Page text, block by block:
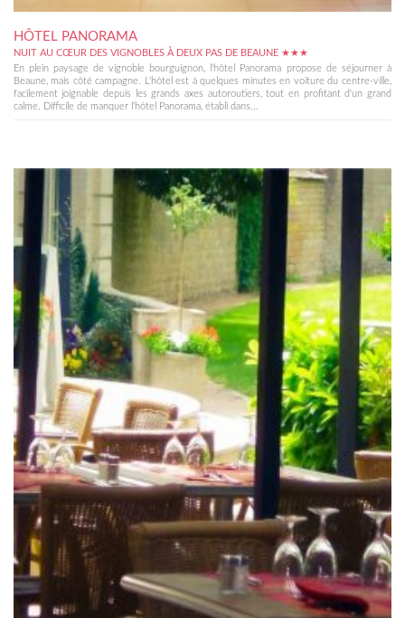
HÔTEL PANORAMA
NUIT AU CŒUR DES VIGNOBLES À DEUX PAS DE BEAUNE ★★★
En plein paysage de vignoble bourguignon, l'hôtel Panorama propose de séjourner à
Beaune, mais côté campagne. L'hôtel est à quelques minutes en voiture du centre-ville,
facilement joignable depuis les grands axes autoroutiers, tout en profitant d'un grand
calme. Difficile de manquer l'hôtel Panorama, établi dans...